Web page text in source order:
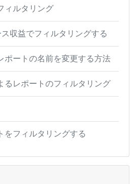
ィルタリング
収益でフィルタリングする
ポートの名前を変更する方法
るレポートのフィルタリング
をフィルタリングする